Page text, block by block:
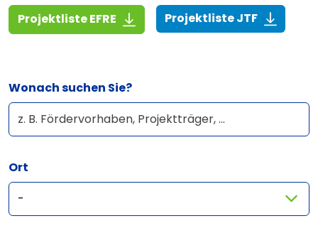
Projektliste EFRE (1,4 MiB)Projektliste JTF(268,6
Wonach suchen Sie?
Ort